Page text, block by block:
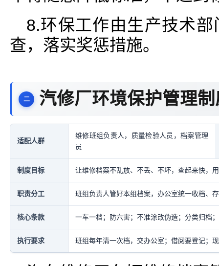
8.环保工作由生产技术
查，落实奖惩措施。
汽修厂环境保护管理
适配人群
维修班组负责人，质量检验人员，档案管理
员
制度目标 让维修档案不乱放、不丢、不坏，查起来快，
职责分工 班组负责人管好本组档案，办公室统一收档、
核心条款 一车一档；防六害；不准涂改伪造；分类归档
执行要求 班组每年清一次档，交办公室；借阅要登记；